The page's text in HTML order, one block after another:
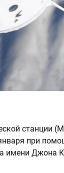
станции
при
имени Джона